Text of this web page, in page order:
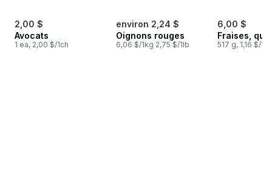
2,00 $
Avocats
1 ea, 2,00 $/1ch
environ 2,24 $
Oignons rouges
6,06 $/1kg 2,75 $/1lb
6,00 $
Fraises,
517 g, 1,16 $/